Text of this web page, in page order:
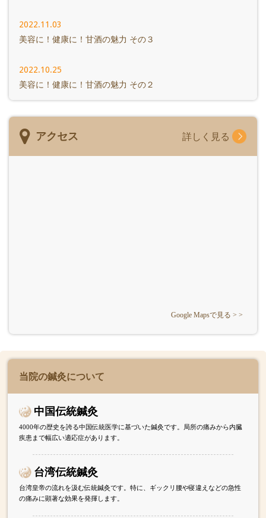
2022.11.03
美容に！健康に！甘酒の魅力 その３
2022.10.25
美容に！健康に！甘酒の魅力 その２
アクセス 詳しく見る
Google Mapsで見る > >
当院の鍼灸について
中国伝統鍼灸
4000年の歴史を誇る中国伝統医学に基づいた鍼灸です。局所の痛みから内臓
疾患まで幅広い適応症があります。
台湾伝統鍼灸
台湾皇帝の流れを汲む伝統鍼灸です。特に、ギックリ腰や寝違えなどの急性
の痛みに顕著な効果を発揮します。